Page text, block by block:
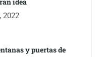
a su selección de
2022
y puertas de